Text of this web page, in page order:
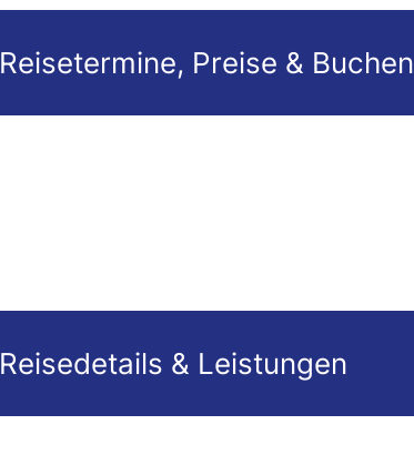
Reisetermine, Preise & Buchen
Reisedetails & Leistungen